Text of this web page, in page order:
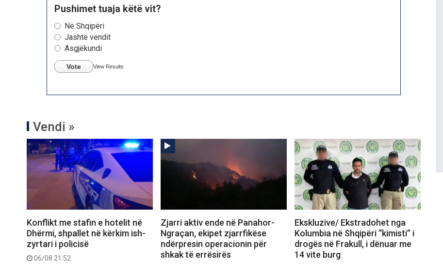
Pushimet tuaja këtë vit?
Në Shqipëri
Jashtë vendit
Asgjëkundi
Vote View Results
Vendi »
Konflikt me stafin e hotelit në
Dhërmi, shpallet në kërkim ish-
zyrtari i policisë
06/08 21:52
Zjarri aktiv ende në Panahor-
Ngraçan, ekipet zjarrfikëse
ndërpresin operacionin për
shkak të errësirës
Ekskluzive/ Ekstradohet nga
Kolumbia në Shqipëri “kimisti” i
drogës në Frakull, i dënuar me
14 vite burg